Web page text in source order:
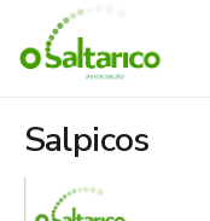
Salpicos